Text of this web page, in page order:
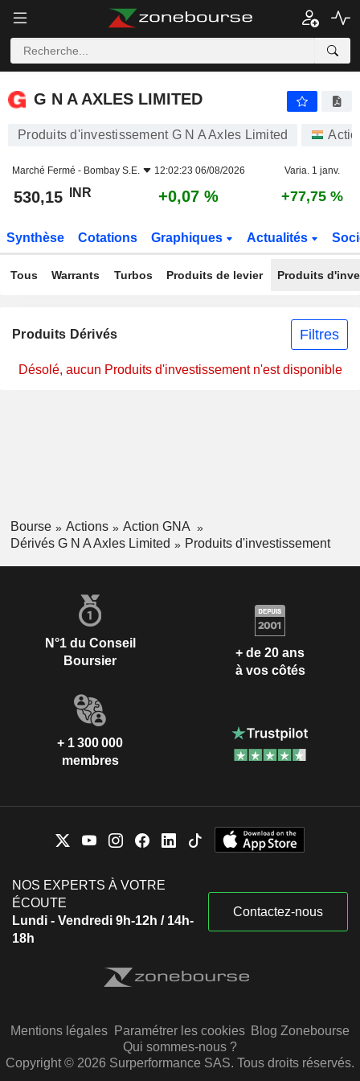
G N A AXLES LIMITED
G N A AXLES LIMITED
Produits d'investissement G N A Axles Limited
Marché Fermé - Bombay S.E. 12:02:23 06/08/2026 Varia. 1 janv.
530,15 INR +0,07 % +77,75 %
Synthèse Cotations Graphiques Actualités
Tous Warrants Turbos Produits de levier Produits
Produits Dérivés Filtres
Désolé, aucun Produits d'investissement n'est disponible
Bourse Actions
Action GNA
Dérivés G N A Axles Limited
Produits d'investissement
N°1 du Conseil
Boursier
+ de 20 ans
à vos côtés
+ 1 300 000
membres
NOS EXPERTS À VOTRE
ÉCOUTE
Lundi - Vendredi 9h-12h / 14h-
18h
Contactez-nous
Mentions légales Paramétrer les cookies Blog Zonebourse
Qui sommes-nous ?
Copyright © 2026 Surperformance SAS. Tous droits réservés.